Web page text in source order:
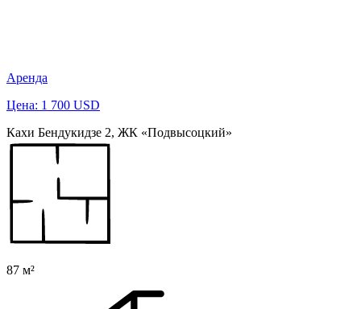
Аренда
Цена: 1 700 USD
Кахи Бендукидзе 2, ЖК «Подвысоцкий»
87 м²